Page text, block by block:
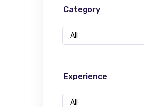
Category
All
Experience
All